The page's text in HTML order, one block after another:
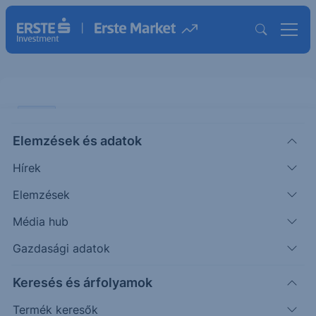
Elemzések és adatok
Hírek
Elemzések
Média hub
Gazdasági adatok
Keresés és árfolyamok
Termék keresők
elnökválasztás utáni első nap
S&P500: Tovább emelkedett tegnap az árfolyam
Optimistán várták az elnökválasztást tegnap a